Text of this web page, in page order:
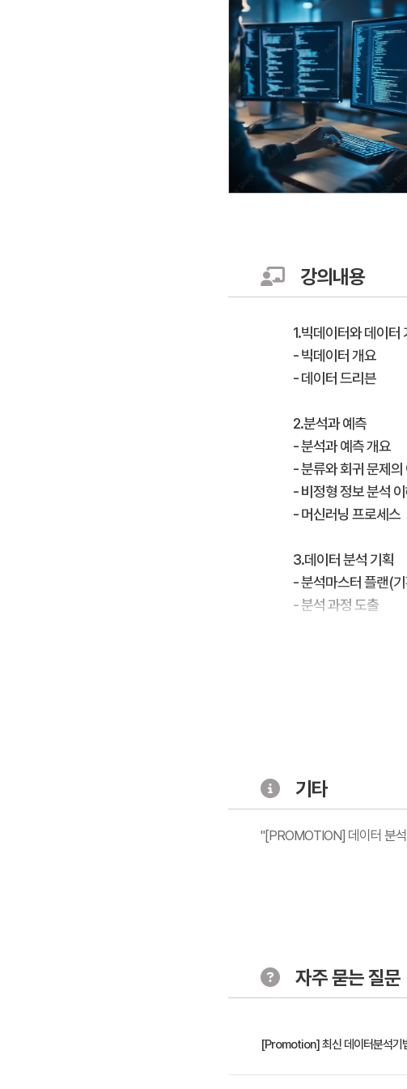
강의내용
1.빅데이터와 데이터
- 빅데이터 개요
- 데이터 드리븐
2.분석과 예측
- 분석과 예측 개요
- 분류와 회귀 문제의
- 비정형 정보 분석 이
- 머신러닝 프로세스
3.데이터 분석 기획
- 분석마스터 플랜(
- 분석 과정 도출
기타
"[PROMOTION] 데이터 분
자주 묻는 질문
[Promotion] 최신 데이터분석기